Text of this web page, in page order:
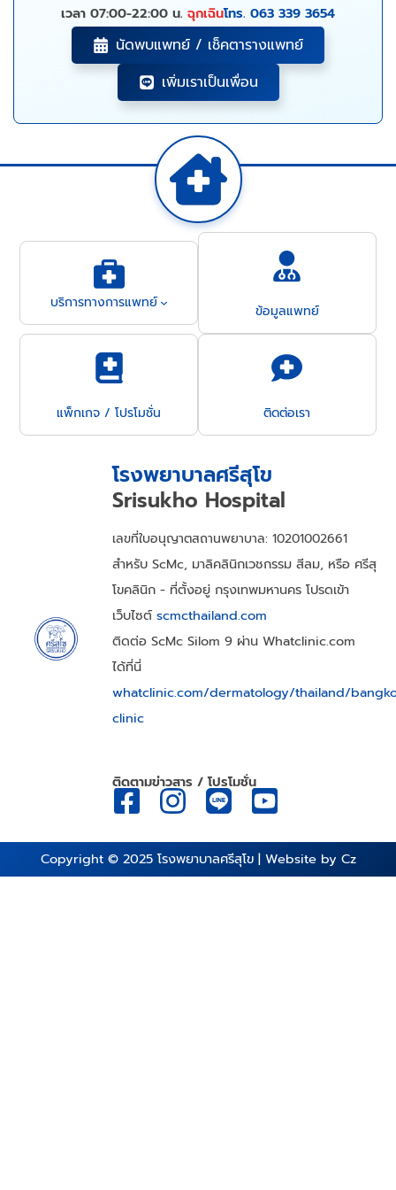
เวลา 07:00-22:00 น. ฉุกเฉินโทร. 063 339 3654
นัดพบแพทย์ / เช็คตารางแพทย์
เพิ่มเราเป็นเพื่อน
บริการทางการแพทย์ ข้อมูลแพทย์
แพ็กเกจ / โปรโมชั่น ติดต่อเรา
โรงพยาบาลศรีสุโข
Srisukho Hospital
เลขที่ใบอนุญาตสถานพยาบาล: 10201002661
สำหรับ ScMc, มาลิคลินิกเวชกรรม สีลม, หรือ ศรีสุ
โขคลินิก - ที่ตั้งอยู่ กรุงเทพมหานคร โปรดเข้า
เว็บไซต์ scmcthailand.com
ติดต่อ ScMc Silom 9 ผ่าน Whatclinic.com
ได้ที่นี่
whatclinic.com/dermatology/thailand/
clinic
ติดตามข่าวสาร / โปรโมชั่น
Copyright © 2025 โรงพยาบาลศรีสุโข| Website by Cz